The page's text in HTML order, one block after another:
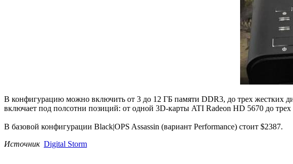
В конфигурацию можно включить от 3 до 12 ГБ памяти DDR3, до трех жестких
включает под полсотни позиций: от одной 3D-карты ATI Radeon HD 5670 до
В базовой конфигурации Black|OPS Assassin (вариант Performance) стоит $2387.
Источник Digital Storm